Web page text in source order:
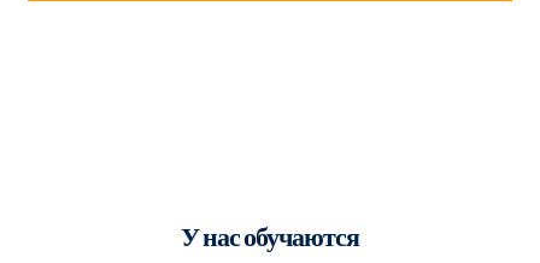
У нас обучаются